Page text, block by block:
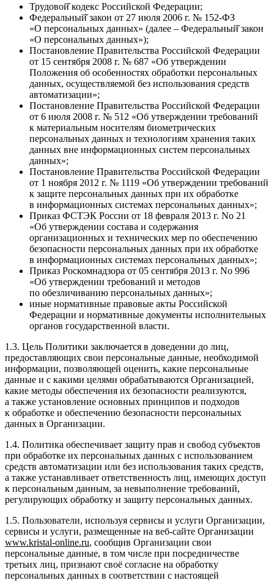
Трудовой̆ кодекс Российской Федерации;
Федеральный̆ закон от 27 июля 2006 г. № 152-ФЗ
«О персональных данных» (далее – Федеральный̆ закон
«О персональных данных»);
Постановление Правительства Российской Федерации
от 15 сентября 2008 г. № 687 «Об утверждении
Положения об особенностях обработки персональных
данных, осуществляемой без использования средств
автоматизации»;
Постановление Правительства Российской Федерации
от 6 июля 2008 г. № 512 «Об утверждении требований
к материальным носителям биометрических
персональных данных и технологиям хранения таких
данных вне информационных систем персональных
данных»;
Постановление Правительства Российской Федерации
от 1 ноября 2012 г. № 1119 «Об утверждении требований
к защите персональных данных при их обработке
в информационных системах персональных данных»;
Приказ ФСТЭК России от 18 февраля 2013 г. No 21
«Об утверждении состава и содержания
организационных и технических мер по обеспечению
безопасности персональных данных при их обработке
в информационных системах персональных данных»;
Приказ Роскомнадзора от 05 сентября 2013 г. No 996
«Об утверждении требований и методов
по обезличиванию персональных данных»;
иные нормативные правовые акты Российской
Федерации и нормативные документы исполнительных
органов государственной власти.
1.3. Цель Политики заключается в доведении до лиц,
предоставляющих свои персональные данные, необходимой
информации, позволяющей оценить, какие персональные
данные и с какими целями обрабатываются Организацией,
какие методы обеспечения их безопасности реализуются,
а также установление основных принципов и подходов
к обработке и обеспечению безопасности персональных
данных в Организации.
1.4. Политика обеспечивает защиту прав и свобод субъектов
при обработке их персональных данных с использованием
средств автоматизации или без использования таких средств,
а также устанавливает ответственность лиц, имеющих доступ
к персональным данным, за невыполнение требований,
регулирующих обработку и защиту персональных данных.
1.5. Пользователи, используя сервисы и услуги Организации,
сервисы и услуги, размещенные на веб-сайте Организации
www.kristal-online.ru, сообщив Организации свои
персональные данные, в том числе при посредничестве
третьих лиц, признают своё согласие на обработку
персональных данных в соответствии с настоящей